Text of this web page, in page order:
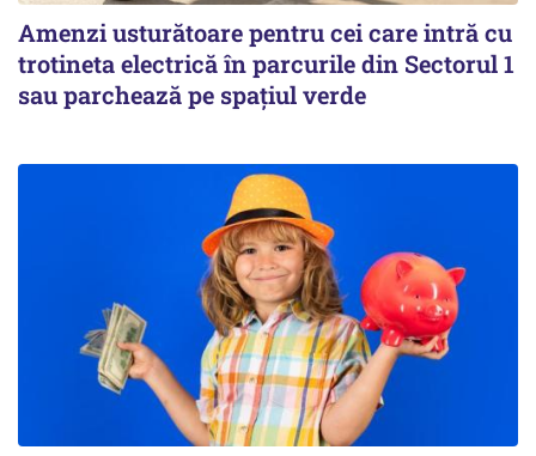
Amenzi usturătoare pentru cei care intră cu
trotineta electrică în parcurile din Sectorul 1
sau parchează pe spațiul verde